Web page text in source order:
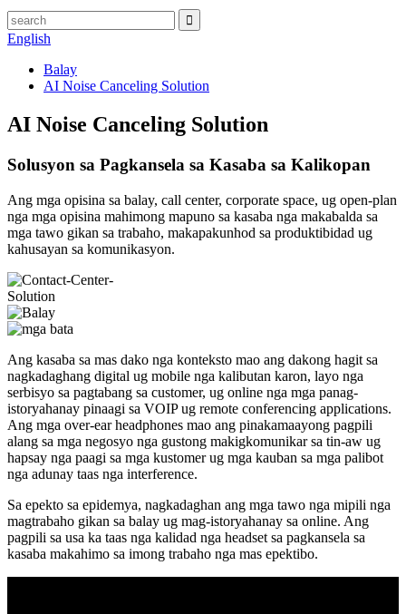
English
Balay
AI Noise Canceling Solution
AI Noise Canceling Solution
Solusyon sa Pagkansela sa Kasaba sa Kalikopan
Ang mga opisina sa balay, call center, corporate space, ug open-plan
nga mga opisina mahimong mapuno sa kasaba nga makabalda sa
mga tawo gikan sa trabaho, makapakunhod sa produktibidad ug
kahusayan sa komunikasyon.
Ang kasaba sa mas dako nga konteksto mao ang dakong hagit sa
nagkadaghang digital ug mobile nga kalibutan karon, layo nga
serbisyo sa pagtabang sa customer, ug online nga mga panag-
istoryahanay pinaagi sa VOIP ug remote conferencing applications.
Ang mga over-ear headphones mao ang pinakamaayong pagpili
alang sa mga negosyo nga gustong makigkomunikar sa tin-aw ug
hapsay nga paagi sa mga kustomer ug mga kauban sa mga palibot
nga adunay taas nga interference.
Sa epekto sa epidemya, nagkadaghan ang mga tawo nga mipili nga
magtrabaho gikan sa balay ug mag-istoryahanay sa online. Ang
pagpili sa usa ka taas nga kalidad nga headset sa pagkansela sa
kasaba makahimo sa imong trabaho nga mas epektibo.